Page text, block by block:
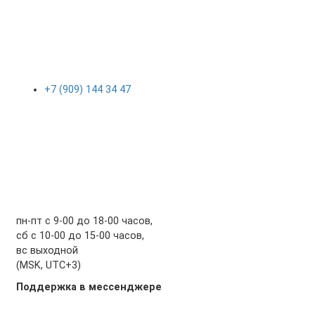
+7 (909) 144 34 47
пн-пт с 9-00 до 18-00 часов,
сб с 10-00 до 15-00 часов,
вс выходной
(MSK, UTC+3)
Поддержка в мессенджере